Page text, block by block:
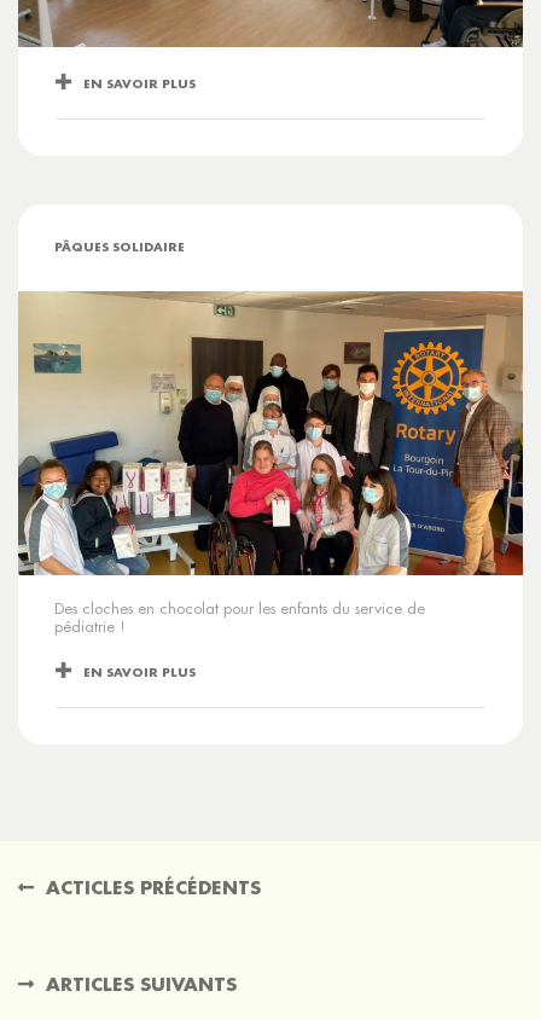
EN SAVOIR PLUS
PÂQUES SOLIDAIRE
Des cloches en chocolat pour les enfants du service de
pédiatrie !
EN SAVOIR PLUS
ACTICLES PRÉCÉDENTS
ARTICLES SUIVANTS